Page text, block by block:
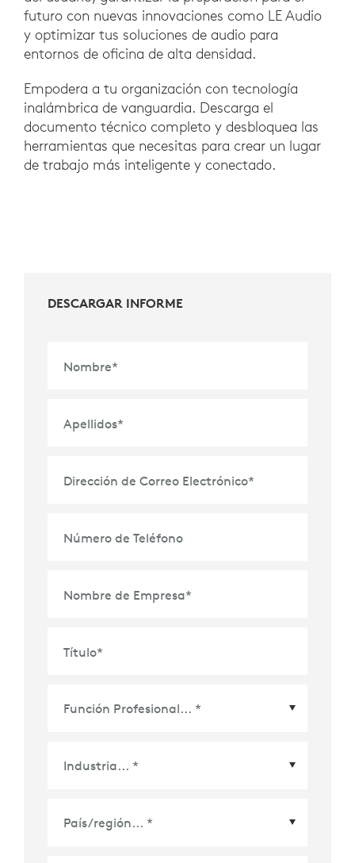
futuro con nuevas innovaciones como LE Audio
y optimizar tus soluciones de audio para
entornos de oficina de alta densidad.
Empodera a tu organización con tecnología
inalámbrica de vanguardia. Descarga el
documento técnico completo y desbloquea las
herramientas que necesitas para crear un lugar
de trabajo más inteligente y conectado.
DESCARGAR INFORME
Nombre*
Apellidos*
Dirección de Correo Electrónico*
Número de Teléfono
Nombre de Empresa*
Título*